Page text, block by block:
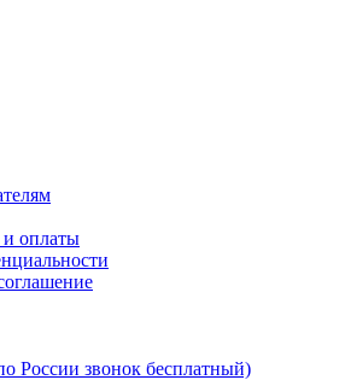
оплаты
России звонок бесплатный)